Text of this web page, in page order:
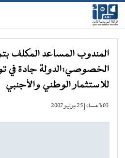
المندوب المساعد المكلف
الخصوصي:الدولة جادة في
للاستثمار الوطني والأجنبي
1:03 مساءً | 25 يوليو 2007